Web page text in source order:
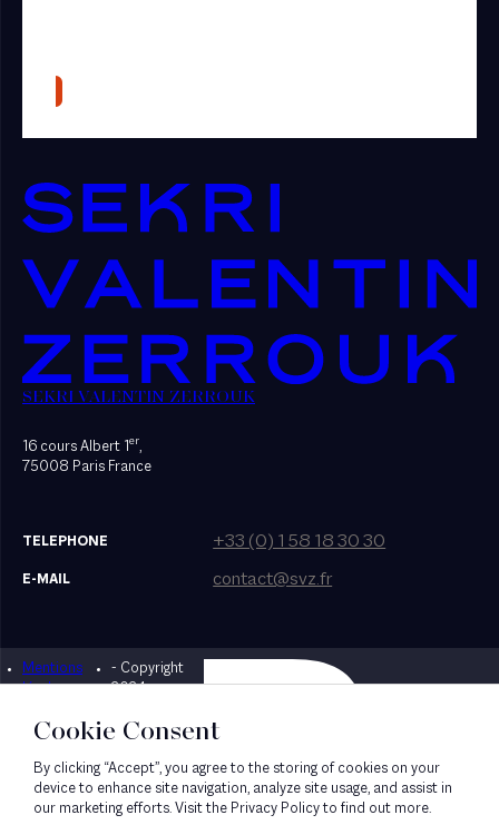
Presse
SEKRI VALENTIN ZERROUK
16 cours Albert 1er,
75008 Paris France
TELEPHONE +33 (0) 1 58 18 30 30
E-MAIL contact@svz.fr
Mentions
légales
- Copyright
2024
Designed by Bonhomme
Cookie Consent
By clicking “Accept”, you agree to the storing of cookies on your
device to enhance site navigation, analyze site usage, and assist in
our marketing efforts. Visit the Privacy Policy to find out more.